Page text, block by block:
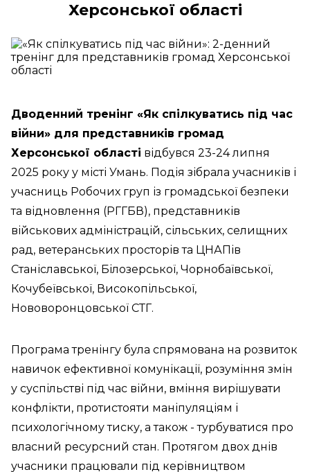
Херсонської області
Дводенний тренінг «Як спілкуватись під час
війни» для представників громад
Херсонської області відбувся 23-24 липня
2025 року у місті Умань. Подія зібрала учасників і
учасниць Робочих груп із громадської безпеки
та відновлення (РГГБВ), представників
військових адміністрацій, сільських, селищних
рад, ветеранських просторів та ЦНАПів
Станіславської, Білозерської, Чорнобаївської,
Кочубеївської, Високопільської,
Нововоронцовської СТГ.
Програма тренінгу була спрямована на розвиток
навичок ефективної комунікації, розуміння змін
у суспільстві під час війни, вміння вирішувати
конфлікти, протистояти маніпуляціям і
психологічному тиску, а також - турбуватися про
власний ресурсний стан. Протягом двох днів
учасники працювали під керівництвом